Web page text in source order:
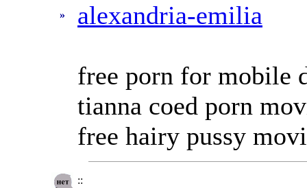
»
alexandria-emilia
free porn for mobile
tianna coed porn
free hairy pussy
::